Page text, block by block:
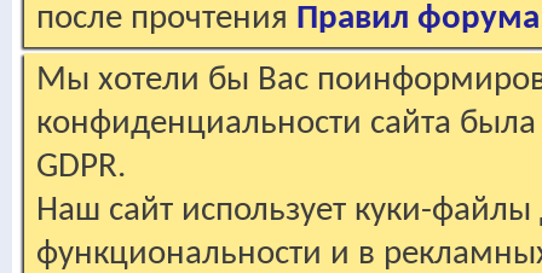
после прочтения Правил форума
Мы хотели бы Вас
конфиденциальности сайта
GDPR.
Наш сайт использует куки-файлы
функциональности и в